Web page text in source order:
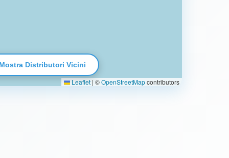
Leaflet | ©OpenStreetMapcontributors
Mostra Distributori Vicini